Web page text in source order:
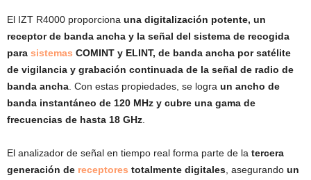
El IZT R4000 proporciona una digitalización potente, un
receptor de banda ancha y la señal del sistema de recogida
para sistemas COMINT y ELINT, de banda ancha por satélite
de vigilancia y grabación continuada de la señal de radio de
banda ancha . Con estas propiedades, se logra un ancho de
banda instantáneo de 120 MHz y cubre una gama de
frecuencias de hasta 18 GHz
El analizador de señal en tiempo real forma parte de la tercera
generación de receptores totalmente digitales , asegurando un